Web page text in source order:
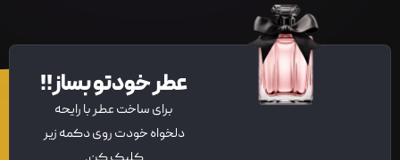
عطر خودتو بساز!!
برای ساخت عطر با رایحه
دلخواه خودت روی دکمه زیر